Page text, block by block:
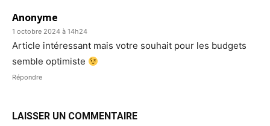
Anonyme
1 octobre 2024 à 14h24
Article intéressant mais votre souhait pour les budgets
semble optimiste
Répondre
LAISSER UN COMMENTAIRE